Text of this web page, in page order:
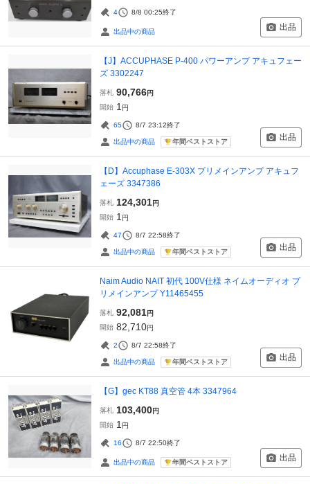
4 8/8 00:25終了
出品中の商品 出品
【J】ACCUPHASE P-400 パワーアンプ アキュフェー
ズ 3302247
落札 90,766円
開始 1 円
65 8/7 23:12終了
出品中の商品 年間ベストストア 出品
【D】Accuphase E-303X プリメインアンプ アキュフ
ェーズ 3347386
落札 124,301円
開始 1 円
47 8/7 22:58終了
出品中の商品 年間ベストストア 出品
Naim Audio NAIT 初代 100V仕様 ネイムオーディオ プ
リメインアンプ Y11465455
落札 92,081円
開始 82,710円
2 8/7 22:58終了
出品中の商品 年間ベストストア 出品
【G】gec KT88 真空管 4本 3347964
落札 103,400円
開始 1 円
16 8/7 22:50終了
出品中の商品 年間ベストストア 出品